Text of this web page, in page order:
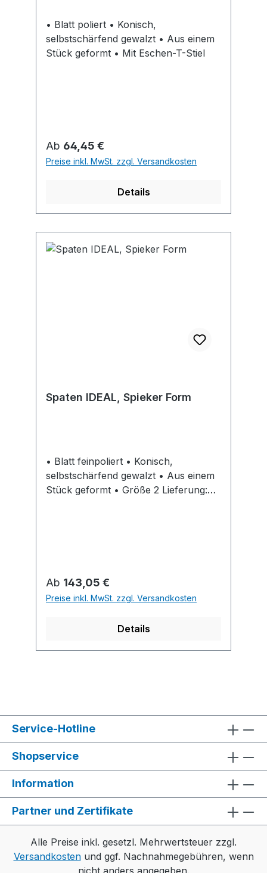
• Blatt poliert • Konisch,
selbstschärfend gewalzt • Aus einem
Stück geformt • Mit Eschen-T-Stiel
Regulärer Preis:
Ab 64,45 €
Preise inkl. MwSt. zzgl. Versandkosten
Details
Spaten IDEAL, Spieker Form
• Blatt feinpoliert • Konisch,
selbstschärfend gewalzt • Aus einem
Stück geformt • Größe 2 Lieferung:
Regulärer Preis:
Ab 143,05 €
Preise inkl. MwSt. zzgl. Versandkosten
Details
Service-Hotline
Shopservice
Information
Partner und Zertifikate
Alle Preise inkl. gesetzl. Mehrwertsteuer zzgl.
Versandkostenund ggf. Nachnahmegebühren, wenn